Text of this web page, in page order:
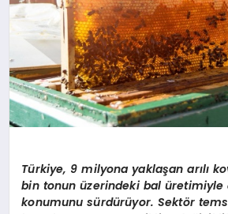
EĞITIM
Türkiye, 9 milyona yaklaşan arılı
bin tonunüzerindeki bal üretimiyle
konumunu sürdürüyor. Sektör